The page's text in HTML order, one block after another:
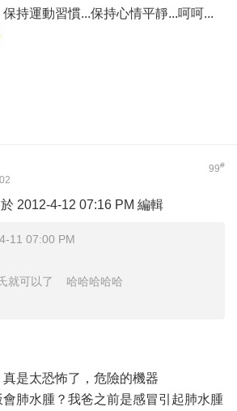
持運動習慣...保持心情平靜...呵呵...
99#
2012-4-12 07:16 PM 編輯
11 07:00 PM
就可以了 哈哈哈哈哈
是太恐怖了，危險的機器
肺水腫？我爸之前是感冒引起肺水腫